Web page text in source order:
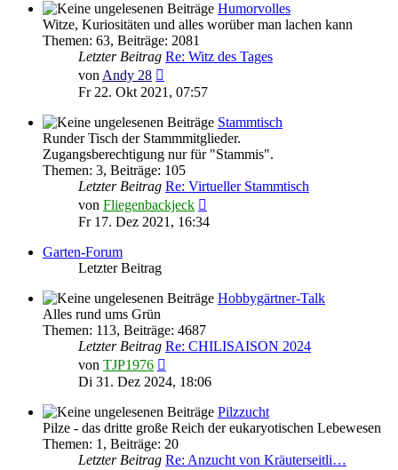
Humorvolles
Witze, Kuriositäten und alles worüber man lachen kann
Themen: 63, Beiträge: 2081
Letzter Beitrag Re: Witz des Tages
von Andy 28
Beitrag
Fr 22. Okt 2021, 07:57
Stammtisch
Runder Tisch der Stammmitglieder.
Zugangsberechtigung nur für "Stammis".
Themen: 3, Beiträge: 105
Letzter Beitrag Re: Virtueller Stammtisch
von Fliegenbackjeck
Beitrag
Fr 17. Dez 2021, 16:34
Garten-Forum
Letzter Beitrag
Hobbygärtner-Talk
Alles rund ums Grün
Themen: 113, Beiträge: 4687
Letzter Beitrag Re: CHILISAISON 2024
von TJP1976
Beitrag
Di 31. Dez 2024, 18:06
Pilzzucht
Pilze - das dritte große Reich der eukaryotischen Lebewesen
Themen: 1 , Beiträge: 20
Letzter Beitrag Re: Anzucht von Kräuterseitli…